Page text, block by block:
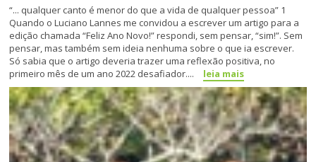
“... qualquer canto é menor do que a vida de qualquer pessoa” 1
Quando o Luciano Lannes me convidou a escrever um artigo para a
edição chamada “Feliz Ano Novo!” respondi, sem pensar, “sim!”. Sem
pensar, mas também sem ideia nenhuma sobre o que ia escrever.
Só sabia que o artigo deveria trazer uma reflexão positiva, no
primeiro mês de um ano 2022 desafiador....
leia mais